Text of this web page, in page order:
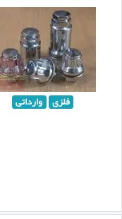
فلزی وارداتی